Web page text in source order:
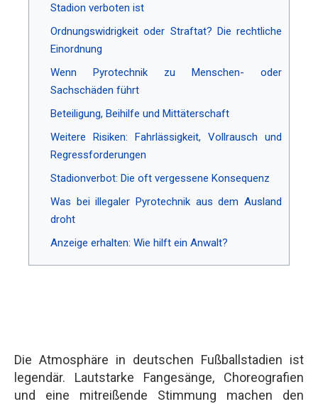
Stadion verboten ist
Ordnungswidrigkeit oder Straftat? Die rechtliche
Einordnung
Wenn Pyrotechnik zu Menschen- oder
Sachschäden führt
Beteiligung, Beihilfe und Mittäterschaft
Weitere Risiken: Fahrlässigkeit, Vollrausch und
Regressforderungen
Stadionverbot: Die oft vergessene Konsequenz
Was bei illegaler Pyrotechnik aus dem Ausland
droht
Anzeige erhalten: Wie hilft ein Anwalt?
Die Atmosphäre in deutschen Fußballstadien ist
legendär. Lautstarke Fangesänge, Choreografien
und eine mitreißende Stimmung machen den